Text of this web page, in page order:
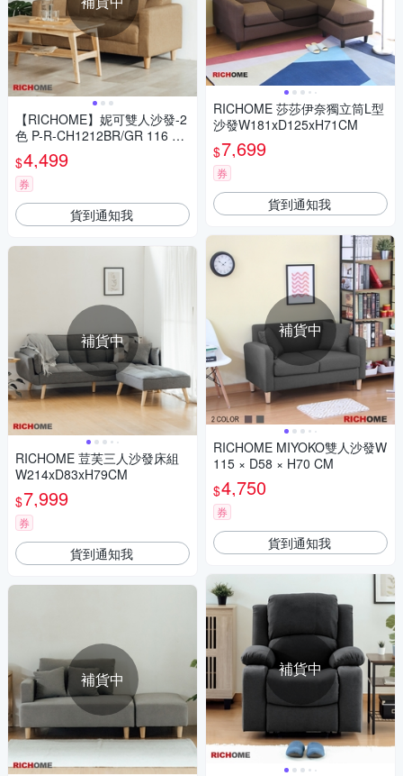
【RICHOME】妮可雙人沙發-2
色 P-R-CH1212BR/GR 116 x 6
1 x 68 CM
$4,499
券
貨到通知我
補貨中
RICHOME 荳芙三人沙發床組
W214xD83xH79CM
$7,999
券
貨到通知我
補貨中
RICHOME 莎莎伊奈獨立筒L型
沙發W181xD125xH71CM
$7,699
券
貨到通知我
補貨中
RICHOME MIYOKO雙人沙發W
115 × D58 × H70 CM
$4,750
券
貨到通知我
補貨中